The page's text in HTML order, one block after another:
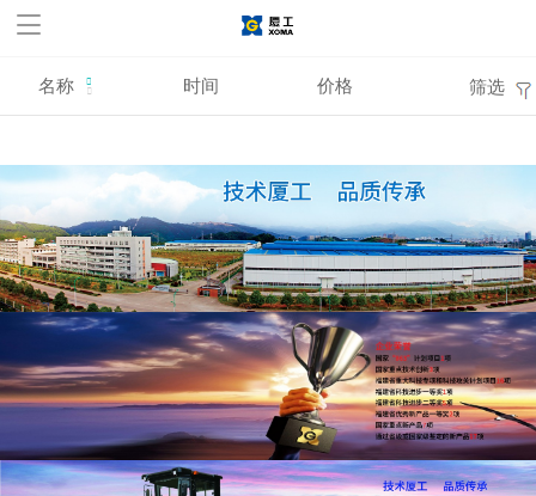
华体会官方网站,华体会
huatihui(中国)
名称 时间 价格 筛选